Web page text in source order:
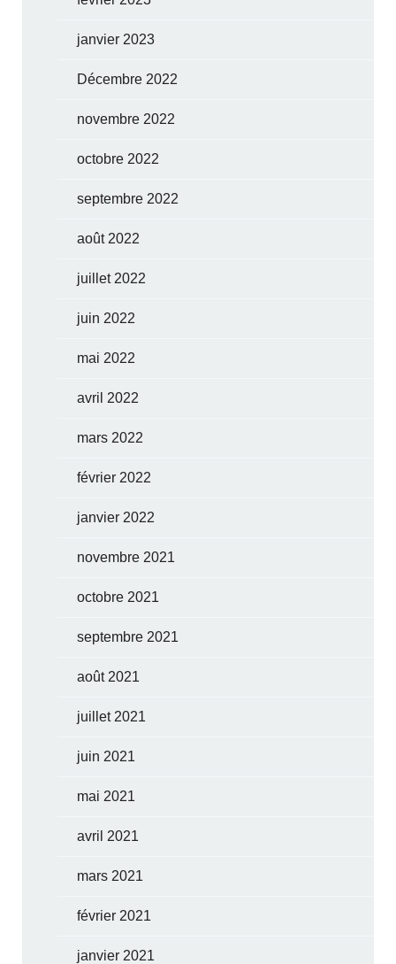
janvier 2023
Décembre 2022
novembre 2022
octobre 2022
septembre 2022
août 2022
juillet 2022
juin 2022
mai 2022
avril 2022
mars 2022
février 2022
janvier 2022
novembre 2021
octobre 2021
septembre 2021
août 2021
juillet 2021
juin 2021
mai 2021
avril 2021
mars 2021
février 2021
janvier 2021